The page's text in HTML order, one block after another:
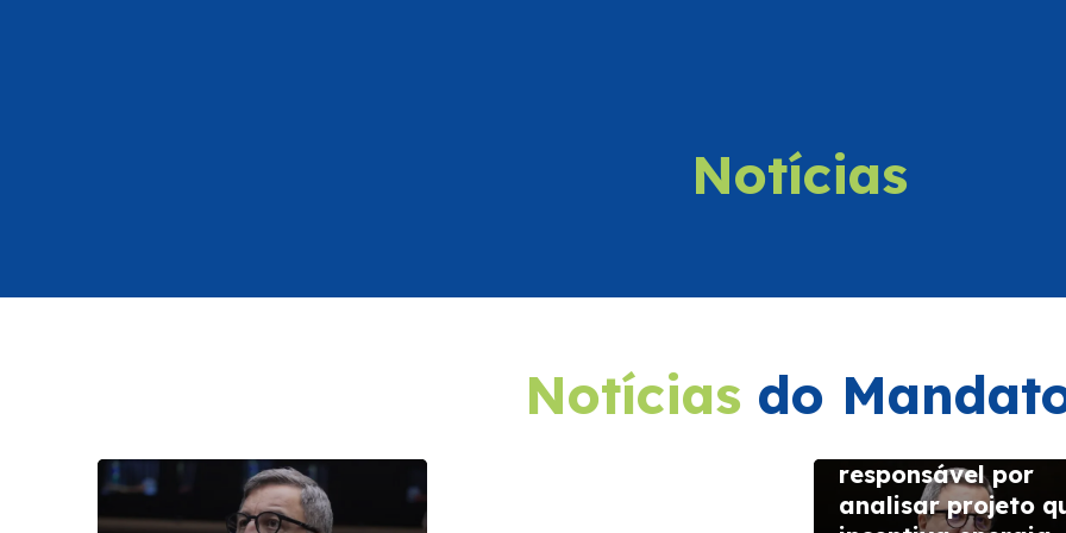
Notícias
Notícias do
Halleluya consolida
calendário turístico
nacional
responsável por
analisar projeto